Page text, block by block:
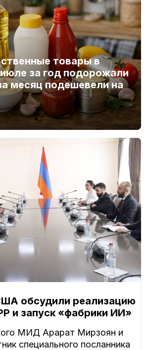
товары в
за год подорожали
месяц подешевели на
обсудили реализацию
и запуск «фабрики ИИ»
МИД Арарат Мирзоян и
специального посланника